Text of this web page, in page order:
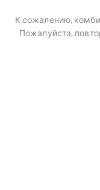
К сожалению,
Пожалуйста,